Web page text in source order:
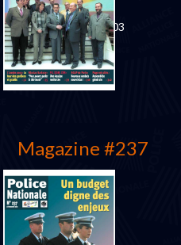
Septembre 2003
Magazine #237